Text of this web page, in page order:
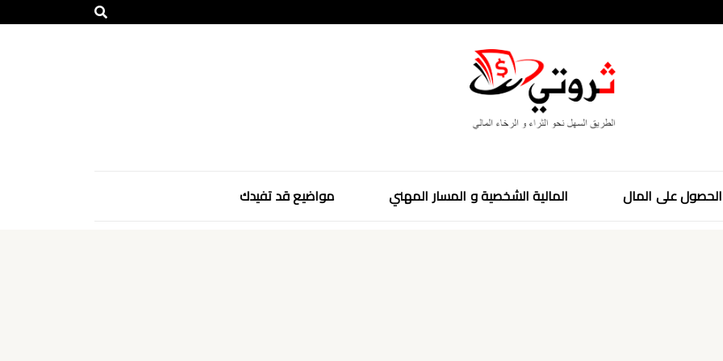
على المال المالية الشخصية و المسار المهني مواضيع قد تفيدك